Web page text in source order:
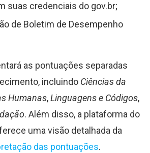
suas credenciais do gov.br;
de Boletim de Desempenho
as pontuações separadas
incluindo Ciências da
Humanas,Linguagens e Códigos,
. Além disso, a plataforma do
uma visão detalhada da
das pontuações.